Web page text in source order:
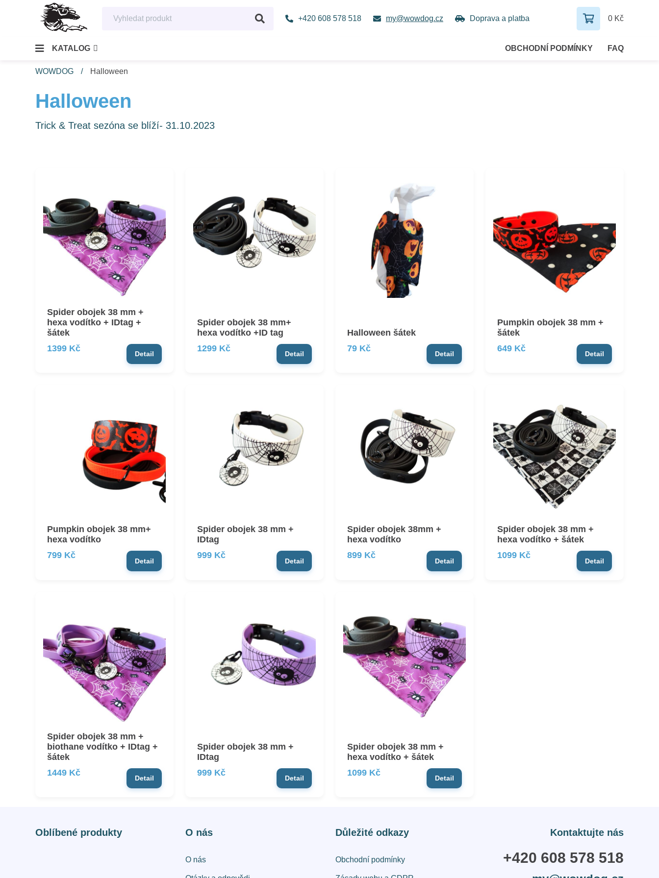
+420 608 578 518 my@wowdog.cz Doprava a platba 0 Kč
KATALOG OBCHODNÍ PODMÍNKY FAQ
WOWDOG Halloween
Halloween
Trick & Treat sezóna se blíží- 31.10.2023
Spider obojek 38 mm +
hexa vodítko + IDtag +
šátek
1399 Kč
Detail
Spider obojek 38 mm+
hexa vodítko +ID tag
1299 Kč
Detail
Halloween šátek
79 Kč
Detail
Pumpkin obojek 38 mm +
šátek
649 Kč
Detail
Pumpkin obojek 38 mm+
hexa vodítko
799 Kč
Detail
Spider obojek 38 mm +
IDtag
999 Kč
Detail
Spider obojek 38mm +
hexa vodítko
899 Kč
Detail
Spider obojek 38 mm +
hexa vodítko + šátek
1099 Kč
Detail
Spider obojek 38 mm +
biothane vodítko + IDtag +
šátek
1449 Kč
Detail
Spider obojek 38 mm +
IDtag
999 Kč
Detail
Spider obojek 38 mm +
hexa vodítko + šátek
1099 Kč
Detail
Oblíbené produkty O nás
O nás
Důležité odkazy
Obchodní podmínky
Kontaktujte nás
+420 608 578 518